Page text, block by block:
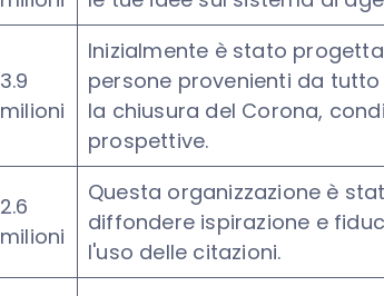
3.9
milioni
Inizialmente è stato
persone provenienti da
la chiusura del Corona,
prospettive.
2.6
milioni
Questa organizzazione è
diffondere ispirazione e
l'uso delle citazioni.